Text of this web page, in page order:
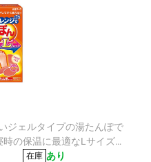
ジェルタイプの湯たんぽで
の保温に最適なLサイズ
用可能です。
在庫 あり